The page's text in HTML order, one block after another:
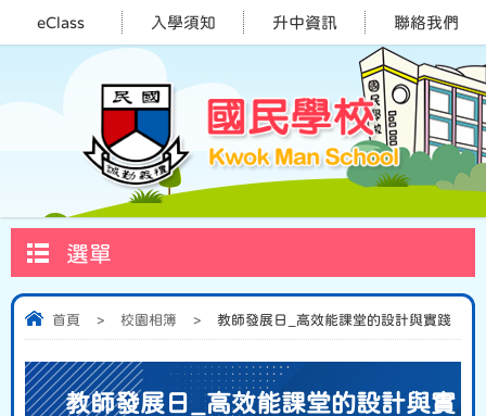
eClass 入學須知 升中資訊 聯絡我們
選單
首頁 > 校園相簿 > 教師發展日_高效能課堂的設計與實踐
教師發展日_高效能課堂的設計與實